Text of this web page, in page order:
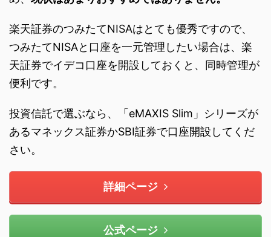
楽天証券のつみたてNISAはとても優秀ですので、
つみたてNISAと口座を一元管理したい場合は、楽
天証券でイデコ口座を開設しておくと、同時管理が
便利です。
投資信託で選ぶなら、「eMAXIS Slim」シリーズが
あるマネックス証券かSBI証券で口座開設してくだ
さい。
詳細ページ
公式ページ